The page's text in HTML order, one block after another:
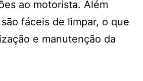
ao motorista. Além
fáceis de limpar, o que
e manutenção da